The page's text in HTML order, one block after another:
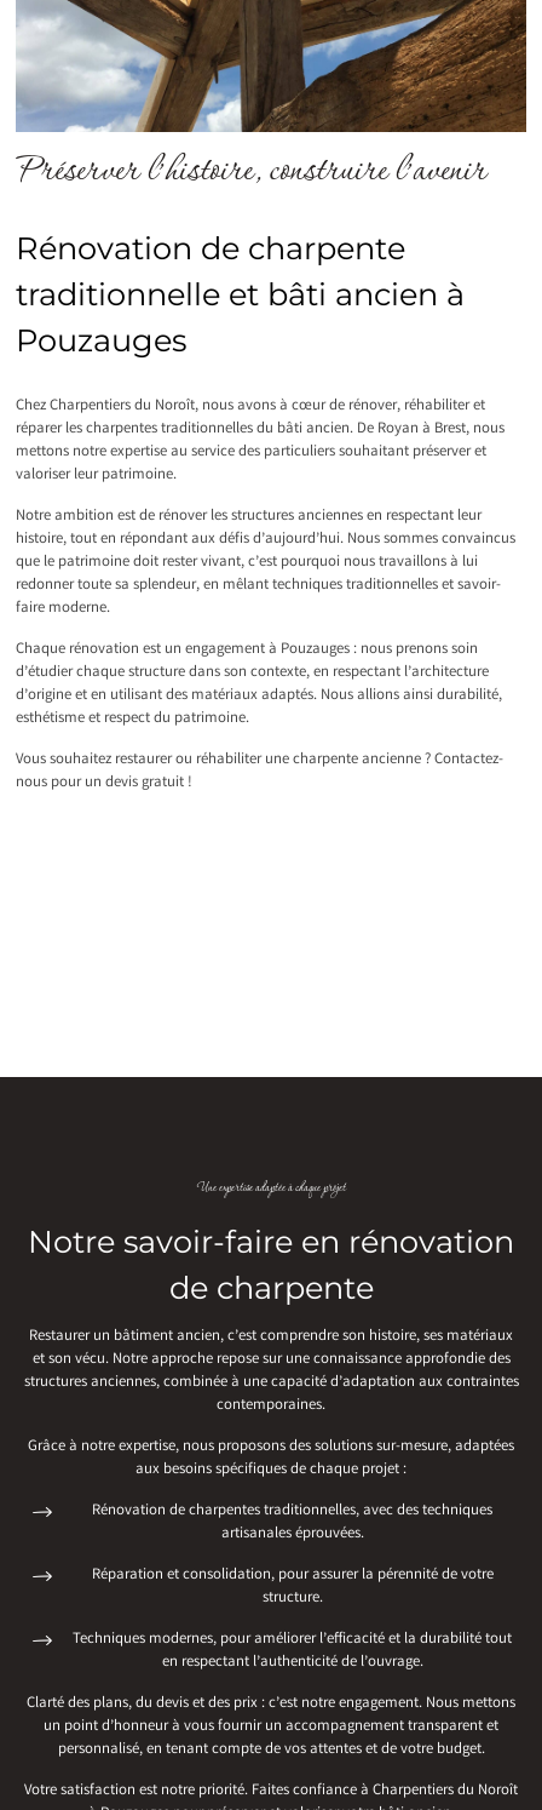
Préserver l’histoire, construire l’avenir
Rénovation de charpente
traditionnelle et bâti ancien à
Pouzauges
Chez Charpentiers du Noroît, nous avons à cœur de rénover, réhabiliter et
réparer les charpentes traditionnelles du bâti ancien. De Royan à Brest, nous
mettons notre expertise au service des particuliers souhaitant préserver et
valoriser leur patrimoine.
Notre ambition est de rénover les structures anciennes en respectant leur
histoire, tout en répondant aux défis d’aujourd’hui. Nous sommes convaincus
que le patrimoine doit rester vivant, c’est pourquoi nous travaillons à lui
redonner toute sa splendeur, en mêlant techniques traditionnelles et savoir-
faire moderne.
Chaque rénovation est un engagement à Pouzauges : nous prenons soin
d’étudier chaque structure dans son contexte, en respectant l’architecture
d’origine et en utilisant des matériaux adaptés. Nous allions ainsi durabilité,
esthétisme et respect du patrimoine.
Vous souhaitez restaurer ou réhabiliter une charpente ancienne ? Contactez-
nous pour un devis gratuit !
Une expertise adaptée à chaque projet
Notre savoir-faire en rénovation
de charpente
Restaurer un bâtiment ancien, c’est comprendre son histoire, ses matériaux
et son vécu. Notre approche repose sur une connaissance approfondie des
structures anciennes, combinée à une capacité d’adaptation aux contraintes
contemporaines.
Grâce à notre expertise, nous proposons des solutions sur-mesure, adaptées
aux besoins spécifiques de chaque projet :
Rénovation de charpentes traditionnelles, avec des techniques
artisanales éprouvées.
Réparation et consolidation, pour assurer la pérennité de votre
structure.
Techniques modernes, pour améliorer l’efficacité et la durabilité tout
en respectant l’authenticité de l’ouvrage.
Clarté des plans, du devis et des prix : c’est notre engagement. Nous mettons
un point d’honneur à vous fournir un accompagnement transparent et
personnalisé, en tenant compte de vos attentes et de votre budget.
Votre satisfaction est notre priorité. Faites confiance à Charpentiers du Noroît